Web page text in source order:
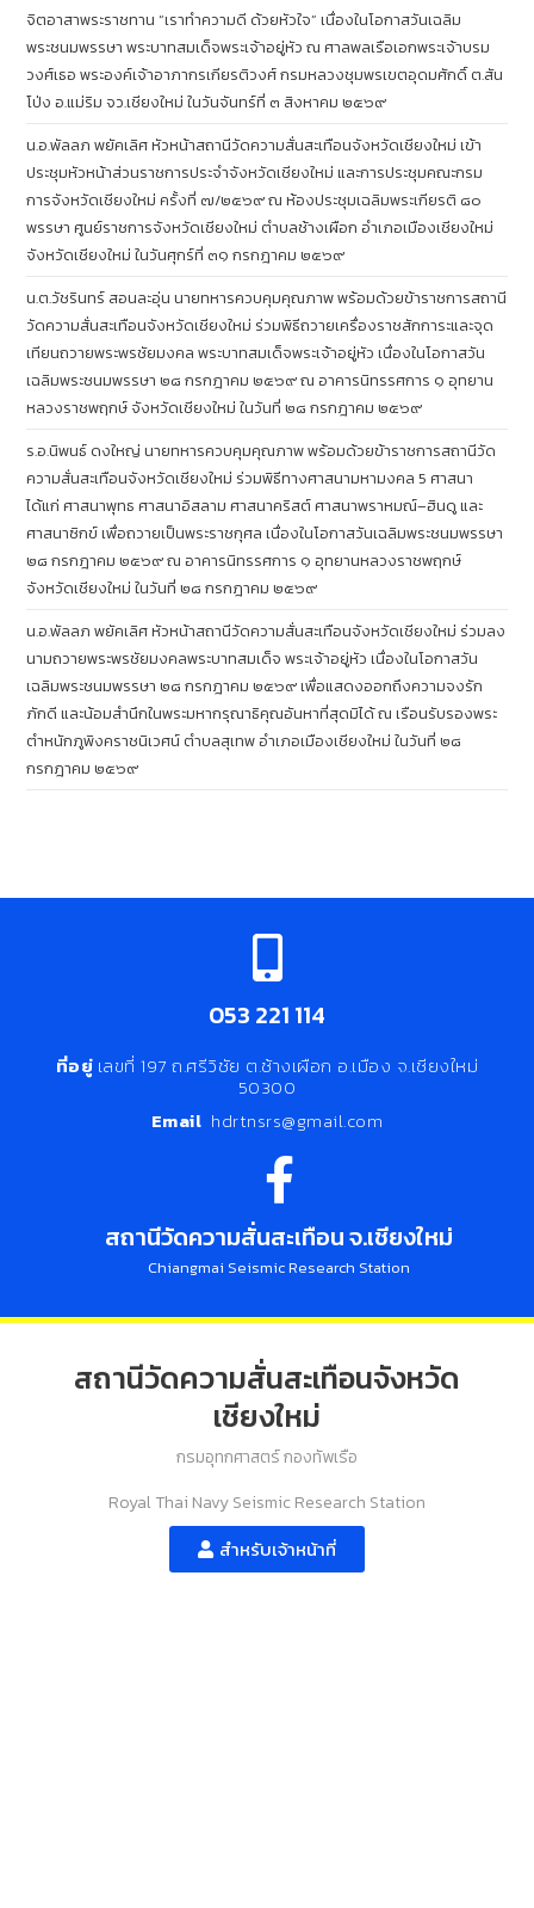
จิตอาสาพระราชทาน “เราทำความดี ด้วยหัวใจ” เนื่องในโอกาสวันเฉลิม
พระชนมพรรษา พระบาทสมเด็จพระเจ้าอยู่หัว ณ ศาลพลเรือเอกพระเจ้าบรม
วงศ์เธอ พระองค์เจ้าอาภากรเกียรติวงศ์ กรมหลวงชุมพรเขตอุดมศักดิ์ ต.สัน
โป่ง อ.แม่ริม จว.เชียงใหม่ ในวันจันทร์ที่ ๓ สิงหาคม ๒๕๖๙
น.อ.พัลลภ พยัคเลิศ หัวหน้าสถานีวัดความสั่นสะเทือนจังหวัดเชียงใหม่ เข้า
ประชุมหัวหน้าส่วนราชการประจำจังหวัดเชียงใหม่ และการประชุมคณะกรม
การจังหวัดเชียงใหม่ ครั้งที่ ๗/๒๕๖๙ ณ ห้องประชุมเฉลิมพระเกียรติ ๘๐
พรรษา ศูนย์ราชการจังหวัดเชียงใหม่ ตำบลช้างเผือก อำเภอเมืองเชียงใหม่
จังหวัดเชียงใหม่ ในวันศุกร์ที่ ๓๑ กรกฎาคม ๒๕๖๙
น.ต.วัชรินทร์ สอนละอุ่น นายทหารควบคุมคุณภาพ พร้อมด้วยข้าราชการสถานี
วัดความสั่นสะเทือนจังหวัดเชียงใหม่ ร่วมพิธีถวายเครื่องราชสักการะและจุด
เทียนถวายพระพรชัยมงคล พระบาทสมเด็จพระเจ้าอยู่หัว เนื่องในโอกาสวัน
เฉลิมพระชนมพรรษา ๒๘ กรกฎาคม ๒๕๖๙ ณ อาคารนิทรรศการ ๑ อุทยาน
หลวงราชพฤกษ์ จังหวัดเชียงใหม่ ในวันที่ ๒๘ กรกฎาคม ๒๕๖๙
ร.อ.นิพนธ์ ดงใหญ่ นายทหารควบคุมคุณภาพ พร้อมด้วยข้าราชการสถานีวัด
ความสั่นสะเทือนจังหวัดเชียงใหม่ ร่วมพิธีทางศาสนามหามงคล 5 ศาสนา
ได้แก่ ศาสนาพุทธ ศาสนาอิสลาม ศาสนาคริสต์ ศาสนาพราหมณ์–ฮินดู และ
ศาสนาซิกข์ เพื่อถวายเป็นพระราชกุศล เนื่องในโอกาสวันเฉลิมพระชนมพรรษา
๒๘ กรกฎาคม ๒๕๖๙ ณ อาคารนิทรรศการ ๑ อุทยานหลวงราชพฤกษ์
จังหวัดเชียงใหม่ ในวันที่ ๒๘ กรกฎาคม ๒๕๖๙
น.อ.พัลลภ พยัคเลิศ หัวหน้าสถานีวัดความสั่นสะเทือนจังหวัดเชียงใหม่ ร่วมลง
นามถวายพระพรชัยมงคลพระบาทสมเด็จ พระเจ้าอยู่หัว เนื่องในโอกาสวัน
เฉลิมพระชนมพรรษา ๒๘ กรกฎาคม ๒๕๖๙ เพื่อแสดงออกถึงความจงรัก
ภักดี และน้อมสำนึกในพระมหากรุณาธิคุณอันหาที่สุดมิได้ ณ เรือนรับรองพระ
ตำหนักภูพิงคราชนิเวศน์ ตำบลสุเทพ อำเภอเมืองเชียงใหม่ ในวันที่ ๒๘
กรกฎาคม ๒๕๖๙
053 221 114
ที่อยู่ เลขที่ 197 ถ.ศรีวิชัย ต.ช้างเผือก อ.เมือง จ.เชียงใหม่
50300
Email hdrtnsrs@gmail.com
สถานีวัดความสั่นสะเทือน จ.เชียงใหม่
Chiangmai Seismic Research Station
สถานีวัดความสั่นสะเทือนจังหวัด
เชียงใหม่
กรมอุทกศาสตร์ กองทัพเรือ
Royal Thai Navy Seismic Research Station
สำหรับเจ้าหน้าที่